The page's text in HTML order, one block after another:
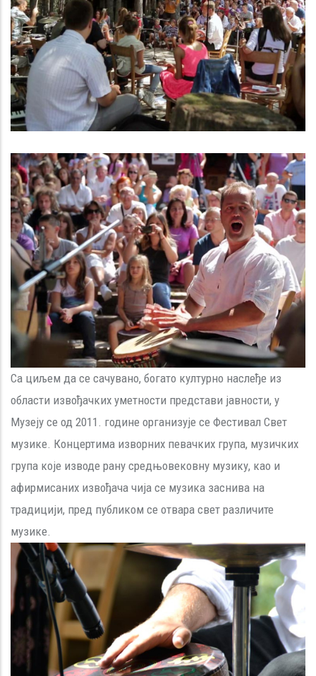
Са циљем да се сачувано, богато културно наслеђе из
области извођачких уметности представи јавности, у
Музеју се од 2011. године организује се Фестивал Свет
музике. Концертима изворних певачких група, музичких
група које изводе рану средњовековну музику, као и
афирмисаних извођача чија се музика заснива на
традицији, пред публиком се отвара свет различите
музике.